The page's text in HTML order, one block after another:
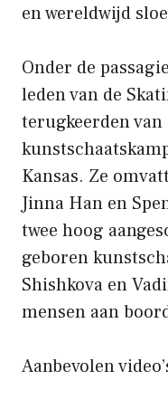
en wereldwijd
Onder de
leden van de
terugkeerden van
Kansas. Ze
Jinna Han en
twee hoog
geboren
Shishkova en
mensen aan
Aanbevolen